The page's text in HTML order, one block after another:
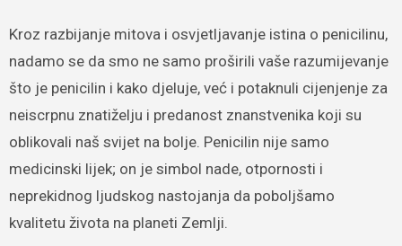
Kroz razbijanje mitova i osvjetljavanje istina o penicilinu,
nadamo se da smo ne samo proširili vaše razumijevanje
što je penicilin i kako djeluje, već i potaknuli cijenjenje za
neiscrpnu znatiželju i predanost znanstvenika koji su
oblikovali naš svijet na bolje. Penicilin nije samo
medicinski lijek; on je simbol nade, otpornosti i
neprekidnog ljudskog nastojanja da poboljšamo
kvalitetu života na planeti Zemlji.